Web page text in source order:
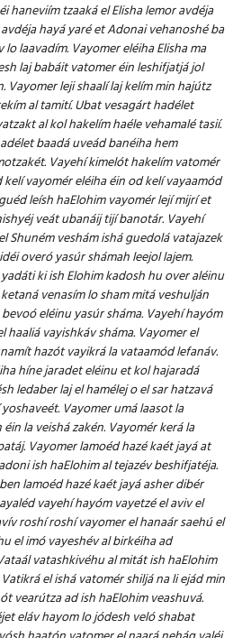
haneviím tzaaká el Elisha lemor avdéja
hayá yaré et Adonai vehanoshé ba
lo laavadím. Vayomer eléiha Elisha ma
laj babáit vatomer éin leshifjatjá jol
Vayomer leji shaalí laj kelím min hajútz
al tamití.Ubat vesagárt hadélet
al kol hakelím haéle vehamalé tasií.
baadá uveád banéiha hem
Vayehí kimelót hakelím vatomér
vayomér eléiha éin od kelí vayaamód
leísh haElohim vayomér lejí mijrí et
veát ubanáij tijí banotár. Vayehí
Shuném veshám ishá guedolá vatajazek
overó yasúr shámah leejol lajem.
ki ish Elohim kadosh hu over aléinu
venasím lo sham mitá veshulján
eléinu yasúr sháma. Vayehí hayóm
haaliá vayishkáv sháma. Vayomer el
hazót vayikrá la vataamód lefanáv.
híne jaradet eléinu et kol hajaradá
ledaber laj el hamélej o el sar hatzavá
Vayomer umá laasot la
la veishá zakén. Vayomér kerá la
Vayomer lamoéd hazé kaét jayá at
ish haElohim al tejazév beshifjatéja.
lamoéd hazé kaét jayá asher dibér
vayehí hayóm vayetzé el aviv el
roshí roshí vayomer el hanaár saehú el
el imó vayeshév al birkéiha ad
vatashkivéhu al mitát ish haElohim
Vatikrá el ishá vatomér shiljá na li ejád min
vearútza ad ish haElohim veashuvá.
eláv hayom lo jódesh veló shabat